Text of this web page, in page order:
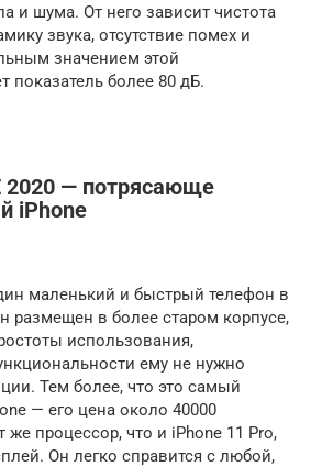
и шума. От него зависит чистота
звука, отсутствие помех и
значением этой
показатель более 80 дБ.
2020 — потрясающе
iPhone
маленький и быстрый телефон в
размещен в более старом корпусе,
использования,
ему не нужно
Тем более, что это самый
— его цена около 40000
же процессор, что и iPhone 11 Pro,
Он легко справится с любой,